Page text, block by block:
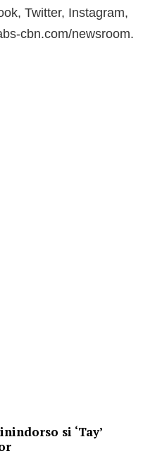
Twitter, Instagram,
cbn.com/newsroom.
si ‘Tay’